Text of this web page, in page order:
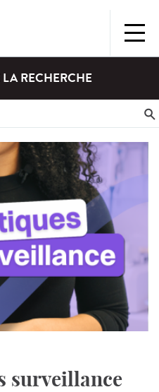
RECHERCHE
surveillance